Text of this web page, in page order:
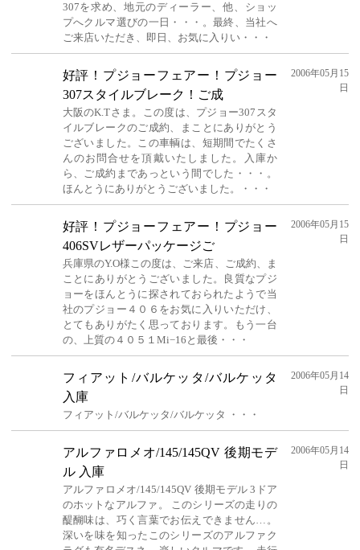
307を求め、地元のディーラー、他、ショッ
プへクルマ選びの一日・・・。最終、当社へ
ご来店いただき、即日、お気に入りい・・・
好評！プジョーフェアー！プジョー
307スタイルブレーク！ご成
大阪のK.Tさま。この度は、プジョー307スタ
イルブレークのご成約、まことにありがとう
ございました。この車輌は、短期間でたくさ
んのお問合せを頂戴いたしました。入庫か
ら、ご成約まであっという間でした・・・。
ほんとうにありがとうございました。・・・
2006年05月15
日
好評！プジョーフェアー！プジョー
406SVレザーパッケージご
兵庫県のY.O様この度は、ご来店、ご成約、ま
ことにありがとうございました。良質なプジ
ョーをほんとうに探されておられたようで当
社のプジョー４０６をお気に入りいただけ、
とてもありがたく思っております。もう一台
の、上質の４０５１Mi−16と最後・・・
2006年05月15
日
フィアット/バルケッタ/バルケッタ
入庫
フィアット/バルケッタ/バルケッタ ・・・
2006年05月14
日
アルファロメオ/145/145QV 後期モデ
ル 入庫
アルファロメオ/145/145QV 後期モデル 3ドア
のホットなアルファ。 このシリーズの走りの
醍醐味は、巧く言葉でお伝えできません…。
深いを味を知ったこのシリーズのアルファク
2006年05月14
日